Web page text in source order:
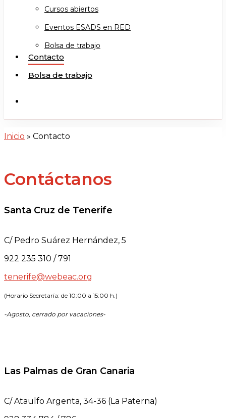
Cursos abiertos
Eventos ESADS en RED
Bolsa de trabajo
Contacto
Bolsa de trabajo
Inicio » Contacto
Contáctanos
Santa Cruz de Tenerife
C/ Pedro Suárez Hernández, 5
922 235 310 / 791
tenerife@webeac.org
(Horario Secretaría: de 10:00 a 15:00 h.)
-Agosto, cerrado por vacaciones-
Las Palmas de Gran Canaria
C/ Ataulfo Argenta, 34-36 (La Paterna)